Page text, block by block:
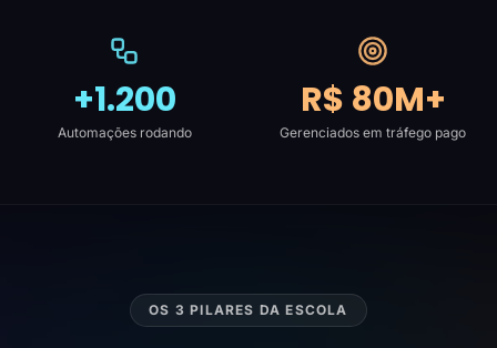
+1.200
Automações rodando
R$ 80M+
Gerenciados em tráfego pago
OS 3 PILARES DA ESCOLA